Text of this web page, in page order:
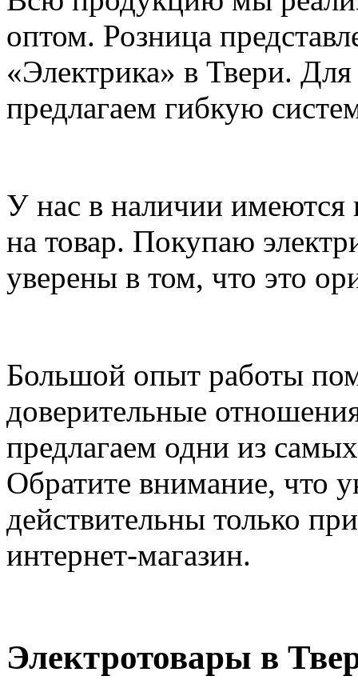
оптом. Розница
«Электрика» в Твери.
предлагаем гибкую
У нас в наличии имеются
на товар. Покупаю
уверены в том, что это
Большой опыт работы
доверительные
предлагаем одни из
Обратите внимание, что
действительны только
интернет-магазин.
Электротовары в